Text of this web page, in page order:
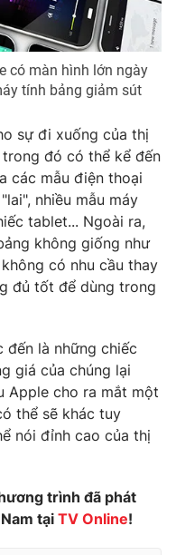
video
thao
sản
lòng Việt
mình bằng AI
có màn hình lớn ngày
tính bảng giảm sút
sự đi xuống của thị
đó có thể kể đến
các mẫu điện thoại
nhiều mẫu máy
tablet... Ngoài ra,
không giống như
có nhu cầu thay
đủ tốt để dùng trong
là những chiếc
giá của chúng lại
Apple cho ra mắt một
thể sẽ khác tuy
nói đỉnh cao của thị
trình đã phát
tại TV Online!